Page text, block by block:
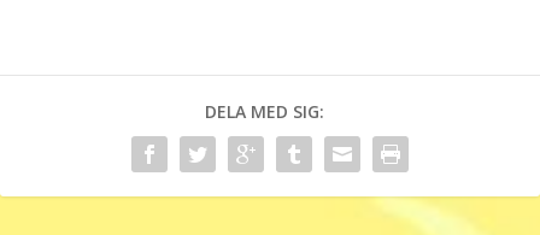
DELA MED SIG: